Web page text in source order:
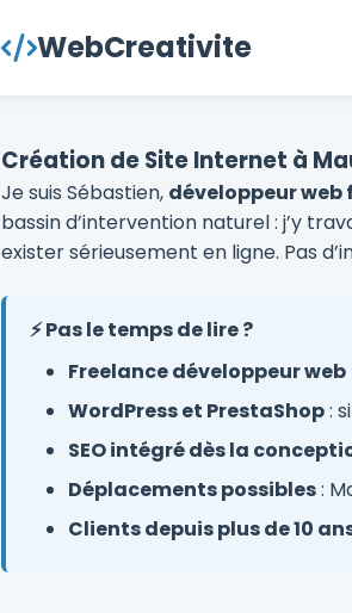
WebCreativite
Création de Site Internet à
Je suis Sébastien, développeur web
bassin d’intervention naturel : j’y
exister sérieusement en ligne. Pas
⚡ Pas le temps de lire ?
Freelance développeur web
WordPress et PrestaShop:
SEO intégré dès la
Déplacements possibles:
Clients depuis plus de 10